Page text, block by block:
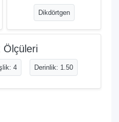
Dikdörtgen
Ölçüleri
4 Derinlik: 1.50